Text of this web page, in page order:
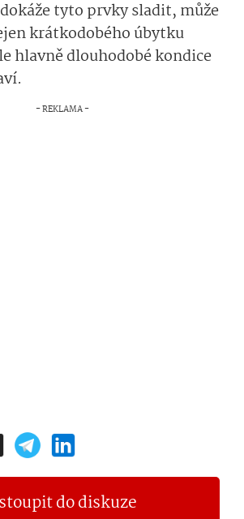
tyto prvky sladit, může
krátkodobého úbytku
hlavně dlouhodobé kondice
do diskuze